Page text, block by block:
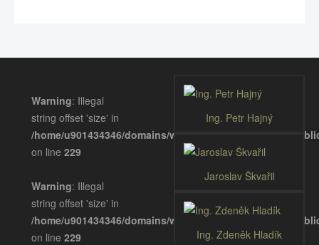
Warning: Illegal
string offset 'size' in
/home/u901434346/domains/wellnessgastronomie.eu/
on line 229
Warning: Illegal
string offset 'size' in
/home/u901434346/domains/wellnessgastronomie.eu/
on line 229
Ing. Petr Hajný
Jaroslav Škvařil
Ing. Zdeněk Hladík